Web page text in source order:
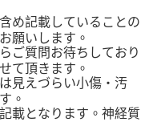
め記載していることの
願いします。
ご質問お待ちしており
て頂きます。
見えづらい小傷・汚
。
載となります。神経質